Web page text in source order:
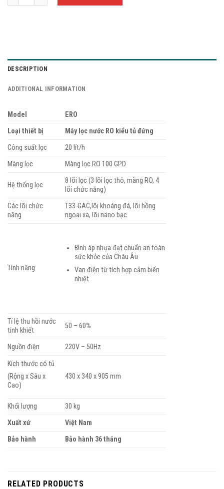
DESCRIPTION
ADDITIONAL INFORMATION
Model
ERO
Loại thiết bị
Máy lọc nước RO kiểu tủ đứng
Công suất lọc
20 lít/h
Màng lọc
Màng lọc RO 100 GPD
Hệ thống lọc
8 lõi lọc (3 lõi lọc thô, màng RO, 4
lõi chức năng)
Các lõi chức
năng
T33-GAC,lõi khoáng đá, lõi hồng
ngoại xa, lõi nano bạc
Tính năng
Bình áp nhựa đạt chuẩn an toàn
sức khỏe của Châu Âu
Van điện từ tích hợp cảm biến
nhiệt
Tỉ lệ thu hồi nước
tinh khiết
50 – 60%
Nguồn điện
220V – 50Hz
Kích thước có tủ
(Rộng x Sâu x
Cao)
430 x 340 x 905 mm
Khối lượng
30 kg
Xuất xứ
Việt Nam
Bảo hành
Bảo hành 36 tháng
RELATED PRODUCTS